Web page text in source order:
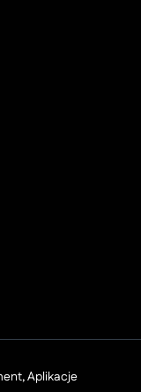
Aplikacje